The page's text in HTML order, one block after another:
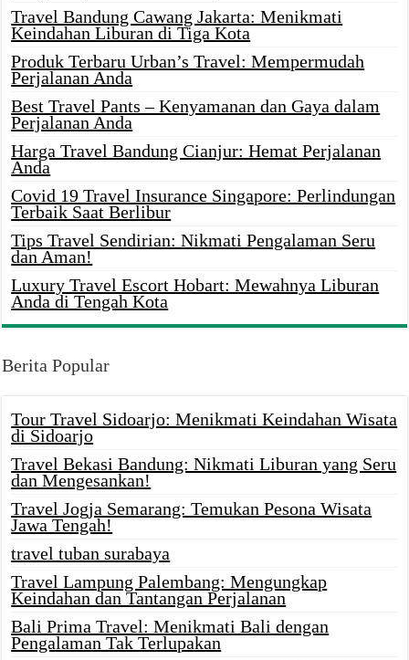
Travel Bandung Cawang Jakarta: Menikmati
Keindahan Liburan di Tiga Kota
Produk Terbaru Urban’s Travel: Mempermudah
Perjalanan Anda
Best Travel Pants – Kenyamanan dan Gaya dalam
Perjalanan Anda
Harga Travel Bandung Cianjur: Hemat Perjalanan
Anda
Covid 19 Travel Insurance Singapore: Perlindungan
Terbaik Saat Berlibur
Tips Travel Sendirian: Nikmati Pengalaman Seru
dan Aman!
Luxury Travel Escort Hobart: Mewahnya Liburan
Anda di Tengah Kota
Berita Popular
Tour Travel Sidoarjo: Menikmati Keindahan Wisata
di Sidoarjo
Travel Bekasi Bandung: Nikmati Liburan yang Seru
dan Mengesankan!
Travel Jogja Semarang: Temukan Pesona Wisata
Jawa Tengah!
travel tuban surabaya
Travel Lampung Palembang: Mengungkap
Keindahan dan Tantangan Perjalanan
Bali Prima Travel: Menikmati Bali dengan
Pengalaman Tak Terlupakan